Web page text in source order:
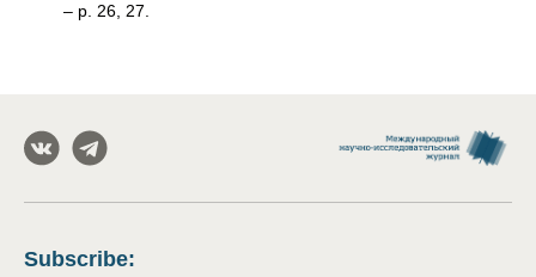
– p. 26, 27.
Subscribe: